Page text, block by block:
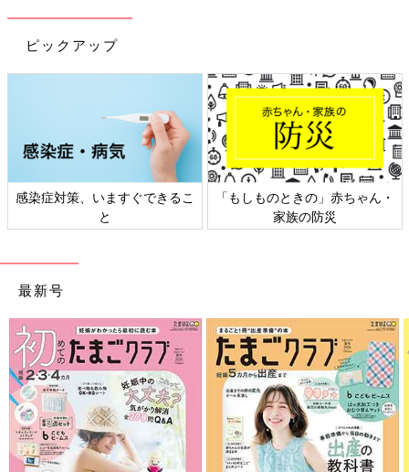
ピックアップ
日本外来小児科学会リーフレッ
ト検討会
六星占術 細木かおりさんの人生
相談
最新号